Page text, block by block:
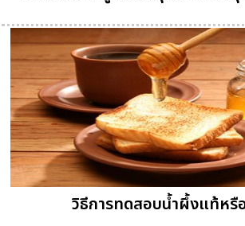
วิธีการทดสอบน้ำผึ้งแท้หรื